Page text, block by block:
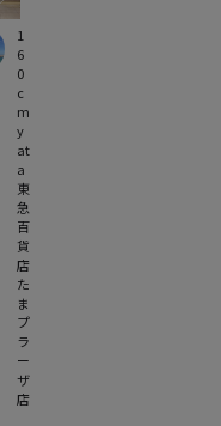
東
急
百
貨
店
た
ま
プ
ラ
ー
ザ
店
y
at
a
1
6
0
c
m